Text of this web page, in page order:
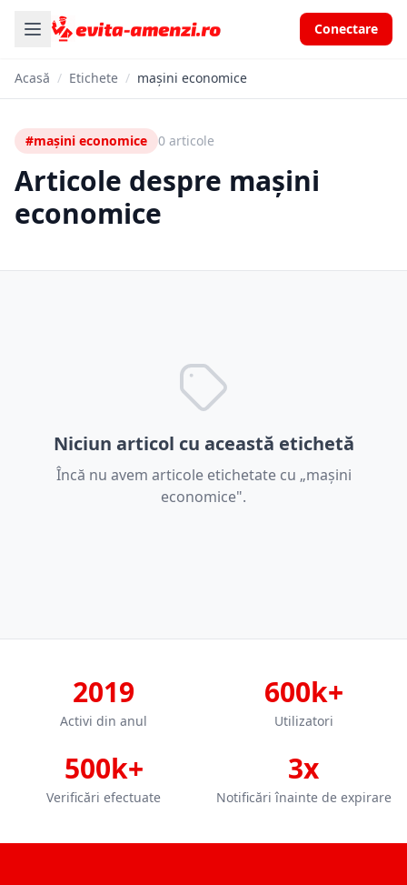
Conectare
Acasă / Etichete / mașini economice
#mașini economice 0 articole
Articole despre mașini
economice
Niciun articol cu această etichetă
Încă nu avem articole etichetate cu „mașini
economice".
2019
Activi din anul
600k+
Utilizatori
500k+
Verificări efectuate
3x
Notificări înainte de expirare